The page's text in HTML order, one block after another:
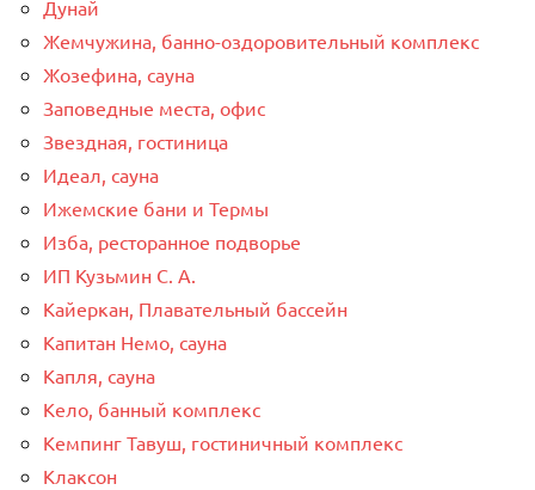
Дунай
Жемчужина, банно-оздоровительный комплекс
Жозефина, сауна
Заповедные места, офис
Звездная, гостиница
Идеал, сауна
Ижемские бани и Термы
Изба, ресторанное подворье
ИП Кузьмин С. А.
Кайеркан, Плавательный бассейн
Капитан Немо, сауна
Капля, сауна
Кело, банный комплекс
Кемпинг Тавуш, гостиничный комплекс
Клаксон